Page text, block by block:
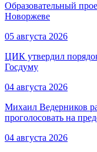
Образовательный
Новоржеве
05 августа 2026
ЦИК утвердил
Госдуму
04 августа 2026
Михаил Ведерников
проголосовать на
04 августа 2026